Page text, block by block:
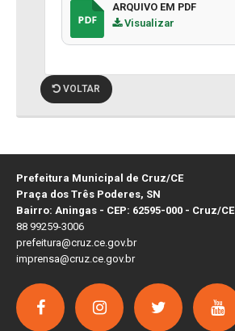
ARQUIVO EM PDF
Visualizar
VOLTAR
Prefeitura Municipal de Cruz/CE
Praça dos Três Poderes, SN
Bairro: Aningas - CEP: 62595-000 - Cruz/CE
88 99259-3006
prefeitura@cruz.ce.gov.br
imprensa@cruz.ce.gov.br